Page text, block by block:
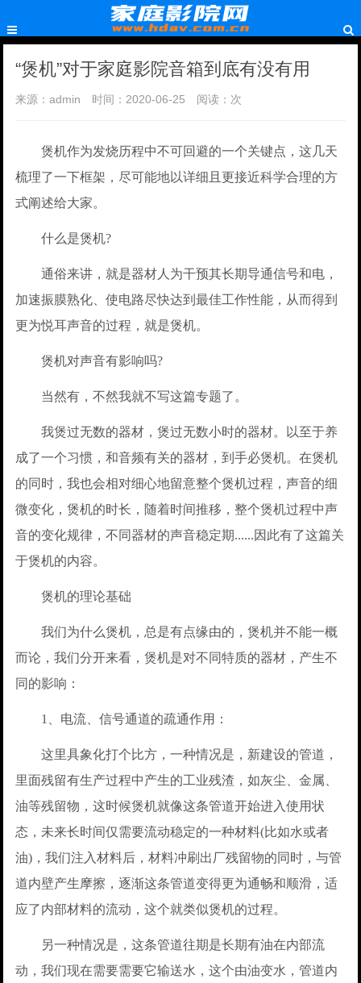
“煲机”对于家庭影院音箱到底有没有用
来源：admin 时间：2020-06-25 阅读： 次
煲机作为发烧历程中不可回避的一个关键点，这几天
梳理了一下框架，尽可能地以详细且更接近科学合理的方
式阐述给大家。
什么是煲机?
通俗来讲，就是器材人为干预其长期导通信号和电，
加速振膜熟化、使电路尽快达到最佳工作性能，从而得到
更为悦耳声音的过程，就是煲机。
煲机对声音有影响吗?
当然有，不然我就不写这篇专题了。
我煲过无数的器材，煲过无数小时的器材。以至于养
成了一个习惯，和音频有关的器材，到手必煲机。在煲机
的同时，我也会相对细心地留意整个煲机过程，声音的细
微变化，煲机的时长，随着时间推移，整个煲机过程中声
音的变化规律，不同器材的声音稳定期......因此有了这篇关
于煲机的内容。
煲机的理论基础
我们为什么煲机，总是有点缘由的，煲机并不能一概
而论，我们分开来看，煲机是对不同特质的器材，产生不
同的影响：
1、电流、信号通道的疏通作用：
这里具象化打个比方，一种情况是，新建设的管道，
里面残留有生产过程中产生的工业残渣，如灰尘、金属、
油等残留物，这时候煲机就像这条管道开始进入使用状
态，未来长时间仅需要流动稳定的一种材料(比如水或者
油)，我们注入材料后，材料冲刷出厂残留物的同时，与管
道内壁产生摩擦，逐渐这条管道变得更为通畅和顺滑，适
应了内部材料的流动，这个就类似煲机的过程。
另一种情况是，这条管道往期是长期有油在内部流
动，我们现在需要需要它输送水，这个由油变水，管道内